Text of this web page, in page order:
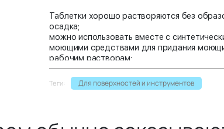
Теги: Для поверхностей и инструментов
Таблетки хорошо растворяются без
осадка;
можно использовать вместе с
моющими средствами для придания
рабочим растворам;
рабочие растворы могут использоваться
течение их срока годности;
эффективно в отношении туберкулеза и